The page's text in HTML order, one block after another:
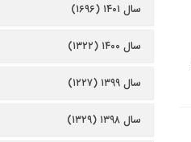
سال ۱۴۰۱ (۱۶۹۶)
سال ۱۴۰۰ (۱۳۲۲)
سال ۱۳۹۹ (۱۲۲۷)
سال ۱۳۹۸ (۱۳۲۹)